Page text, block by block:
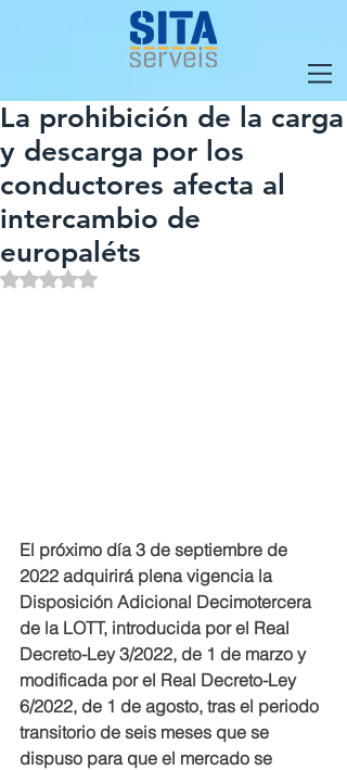
La prohibición de la carga
y descarga por los
conductores afecta al
intercambio de
europaléts
Obtuvo NaN de 5 estrellas.
El próximo día 3 de septiembre de
2022 adquirirá plena vigencia la
Disposición Adicional Decimotercera
de la LOTT, introducida por el Real
Decreto-Ley 3/2022, de 1 de marzo y
modificada por el Real Decreto-Ley
6/2022, de 1 de agosto, tras el periodo
transitorio de seis meses que se
dispuso para que el mercado se